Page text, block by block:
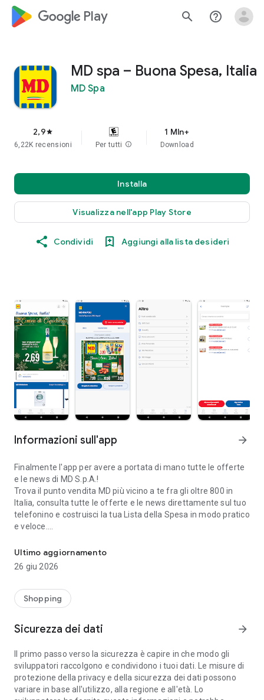
google_logo Play search help_outline
MD spa – Buona Spesa, Italia
MD Spa
2,9star
6,22K recensioni Per tutti info
1 Mln+
Download
Installa
Visualizza nell'app Play Store
Condividi Aggiungi alla lista desideri
Informazioni sull'app arrow_forward
Finalmente l'app per avere a portata di mano tutte le offerte
e le news di MD S.p.A.!
Trova il punto vendita MD più vicino a te fra gli oltre 800 in
Italia, consulta tutte le offerte e le news direttamente sul tuo
telefonino e costruisci la tua Lista della Spesa in modo pratico
e veloce.
l’APP mentre fai i tuoi acquisti per non perdere nessuna
offerta e promozione, approfitta dei consigli sui prodotti con
le videoricette!
Ultimo aggiornamento
26 giu 2026
Shopping
Sicurezza dei dati arrow_forward
Il primo passo verso la sicurezza è capire in che modo gli
sviluppatori raccolgono e condividono i tuoi dati. Le misure di
protezione della privacy e della sicurezza dei dati possono
variare in base all'utilizzo, alla regione e all'età. Lo